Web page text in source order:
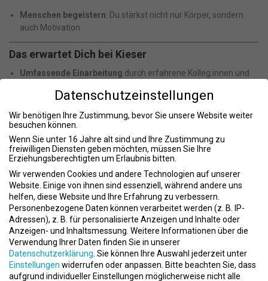
Menschen begeistern: Du stärkst nicht nur Körper, sondern
auch Motivation.
Das erwartet Dich bei Kieser
Umfassende Einarbeitung durch erfahrene Kolleg:innen und
zum Kieser-Instruktor über die
hauseigene Akademie ADOK – inklusive vollständiger
Kostenübernahme
Erfolgsbeteiligungzusätzlich zum Gehalt
Deutschlandticket-Zuschussmit 25 % Arbeitgeberbeteiligung
Kostenloses Training für Dich und Sonderkonditionen für
Familienmitglieder
Regelmäßige Weiterbildungen in Kommunikation,
Trainingslehre, Medizin und Vertrieb
Getränke inklusive: Wasser, Tee und Kaffee jederzeit
kostenfrei
Datenschutzeinstellungen
Wir benötigen Ihre Zustimmung, bevor Sie unsere Website weiter
besuchen können.
Wenn Sie unter 16 Jahre alt sind und Ihre Zustimmung zu
freiwilligen Diensten geben möchten, müssen Sie Ihre
Erziehungsberechtigten um Erlaubnis bitten.
Wir verwenden Cookies und andere Technologien auf unserer
Website. Einige von ihnen sind essenziell, während andere uns
helfen, diese Website und Ihre Erfahrung zu verbessern.
Personenbezogene Daten können verarbeitet werden (z. B. IP-
Adressen), z. B. für personalisierte Anzeigen und Inhalte oder
Anzeigen- und Inhaltsmessung. Weitere Informationen über die
Verwendung Ihrer Daten finden Sie in unserer
Datenschutzerklärung Sie können Ihre Auswahl jederzeit unter
Einstellungen widerrufen oder anpassen. Bitte beachten Sie, dass
aufgrund individueller Einstellungen möglicherweise nicht alle